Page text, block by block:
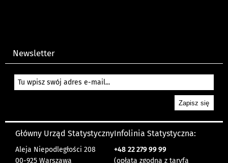
Newsletter
Główny Urząd Statystyczny
Aleja Niepodległości 208
00-925 Warszawa
Infolinia Statystyczna:
+48 22 279 99 99
(opłata zgodna z taryfą